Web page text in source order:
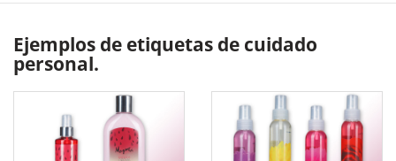
Ejemplos de etiquetas de cuidado
personal.